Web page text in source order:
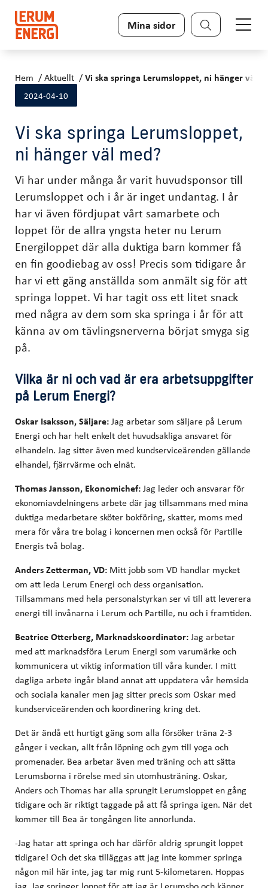
Sök
Mina sidor
Hem Aktuellt Vi ska springa Lerumsloppet, ni hänger väl
2024-04-10
Vi ska springa Lerumsloppet,
ni hänger väl med?
Vi har under många år varit huvudsponsor till
Lerumsloppet och i år är inget undantag. I år
har vi även fördjupat vårt samarbete och
loppet för de allra yngsta heter nu Lerum
Energiloppet där alla duktiga barn kommer få
en fin goodiebag av oss! Precis som tidigare år
har vi ett gäng anställda som anmält sig för att
springa loppet. Vi har tagit oss ett litet snack
med några av dem som ska springa i år för att
känna av om tävlingsnerverna börjat smyga sig
på.
Vilka är ni och vad är era arbetsuppgifter
på Lerum Energi?
Oskar Isaksson, Säljare:Jag arbetar som säljare på Lerum
Energi och har helt enkelt det huvudsakliga ansvaret för
elhandeln. Jag sitter även med kundserviceärenden gällande
elhandel, fjärrvärme och elnät.
Thomas Jansson, Ekonomichef:Jag leder och ansvarar för
ekonomiavdelningens arbete där jag tillsammans med mina
duktiga medarbetare sköter bokföring, skatter, moms med
mera för våra tre bolag i koncernen men också för Partille
Energis två bolag.
Anders Zetterman, VD: Mitt jobb som VD handlar mycket
om att leda Lerum Energi och dess organisation.
Tillsammans med hela personalstyrkan ser vi till att leverera
energi till invånarna i Lerum och Partille, nu och i framtiden.
Beatrice Otterberg, Marknadskoordinator:Jag arbetar
med att marknadsföra Lerum Energi som varumärke och
kommunicera ut viktig information till våra kunder. I mitt
dagliga arbete ingår bland annat att uppdatera vår hemsida
och sociala kanaler men jag sitter precis som Oskar med
kundserviceärenden och koordinering kring det.
Det är ändå ett hurtigt gäng som alla försöker träna 2-3
gånger i veckan, allt från löpning och gym till yoga och
promenader. Bea arbetar även med träning och att sätta
Lerumsborna i rörelse med sin utomhusträning. Oskar,
Anders och Thomas har alla sprungit Lerumsloppet en gång
tidigare och är riktigt taggade på att få springa igen. När det
kommer till Bea är tongången lite annorlunda.
-Jag hatar att springa och har därför aldrig sprungit loppet
tidigare! Och det ska tilläggas att jag inte kommer springa
någon mil här inte, jag tar mig runt 5-kilometaren. Hoppas